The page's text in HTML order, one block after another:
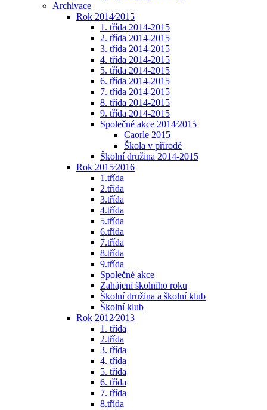
Archivace
Rok 2014⁄2015
1. třída 2014-2015
2. třída 2014-2015
3. třída 2014-2015
4. třída 2014-2015
5. třída 2014-2015
6. třída 2014-2015
7. třída 2014-2015
8. třída 2014-2015
9. třída 2014-2015
Společné akce 2014⁄2015
Caorle 2015
Škola v přírodě
Školní družina 2014-2015
Rok 2015⁄2016
1.třída
2.třída
3.třída
4.třída
5.třída
6.třída
7.třída
8.třída
9.třída
Společné akce
Zahájení školního roku
Školní družina a školní klub
Školní klub
Rok 2012⁄2013
1. třída
2.třída
3. třída
4. třída
5. třída
6. třída
7. třída
8.třída